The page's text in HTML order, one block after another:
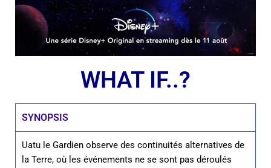
WHAT IF..?
SYNOPSIS
Uatu le Gardien observe des continuités alternatives de
la Terre, où les événements ne se sont pas déroulés